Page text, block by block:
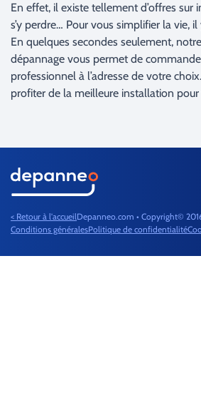
En effet, il existe tellement d’offres sur
s’y perdre… Pour vous simplifier la vie,
En quelques secondes seulement,
dépannage vous permet de
professionnel à l’adresse de votre
profiter de la meilleure installation
< Retour à l'accueilDepanneo.com • Copyright©
Conditions généralesPolitique de confidentialité